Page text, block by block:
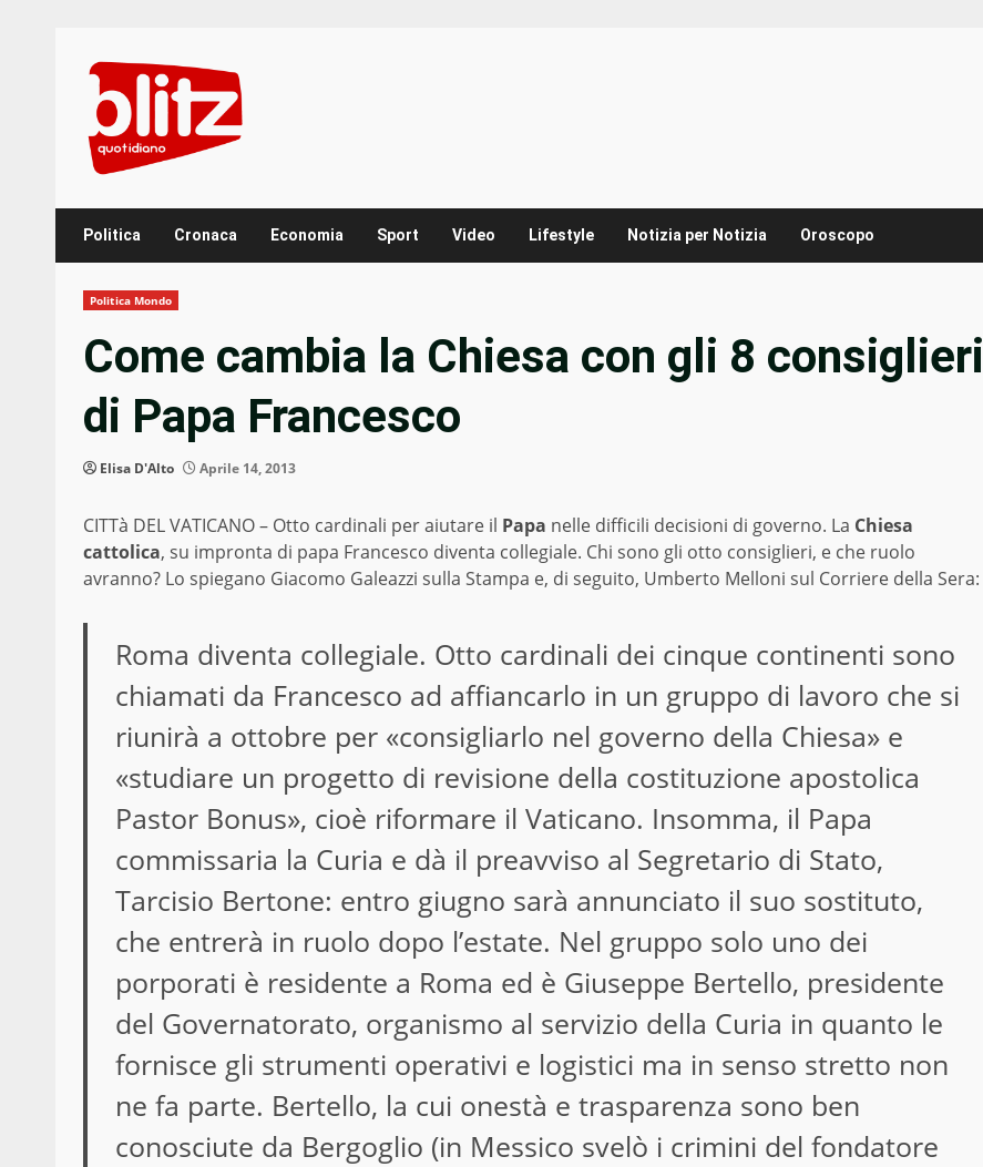
content
Politica Cronaca Economia Sport Video Lifestyle Notizia per Notizia Oroscopo
Politica Mondo
Come cambia la Chiesa con gli 8 consiglieri
di Papa Francesco
Elisa D'Alto Aprile 14, 2013
CITTà DEL VATICANO – Otto cardinali per aiutare il Papa nelle difficili decisioni di governo. La Chiesa
cattolica, su impronta di papa Francesco diventa collegiale. Chi sono gli otto consiglieri, e che ruolo
avranno? Lo spiegano Giacomo Galeazzi sulla Stampa e, di seguito, Umberto Melloni sul Corriere della Sera:
Roma diventa collegiale. Otto cardinali dei cinque continenti sono
chiamati da Francesco ad affiancarlo in un gruppo di lavoro che si
riunirà a ottobre per «consigliarlo nel governo della Chiesa» e
«studiare un progetto di revisione della costituzione apostolica
Pastor Bonus», cioè riformare il Vaticano. Insomma, il Papa
commissaria la Curia e dà il preavviso al Segretario di Stato,
Tarcisio Bertone: entro giugno sarà annunciato il suo sostituto,
che entrerà in ruolo dopo l’estate. Nel gruppo solo uno dei
porporati è residente a Roma ed è Giuseppe Bertello, presidente
del Governatorato, organismo al servizio della Curia in quanto le
fornisce gli strumenti operativi e logistici ma in senso stretto non
ne fa parte. Bertello, la cui onestà e trasparenza sono ben
conosciute da Bergoglio (in Messico svelò i crimini del fondatore